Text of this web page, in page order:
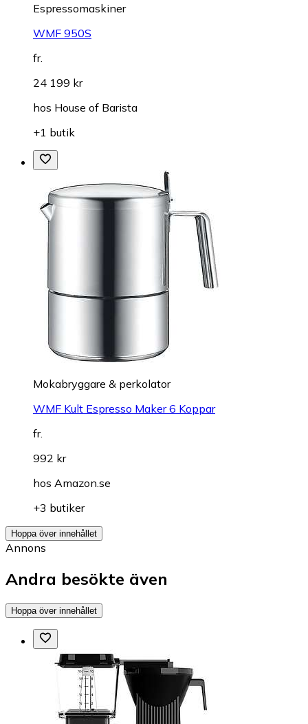
Espressomaskiner
WMF 950S
fr.
24 199 kr
hos House of Barista
+1 butik
Mokabryggare & perkolator
WMF Kult Espresso Maker 6 Koppar
fr.
992 kr
hos Amazon.se
+3 butiker
Hoppa över innehållet
Annons
Andra besökte även
Hoppa över innehållet